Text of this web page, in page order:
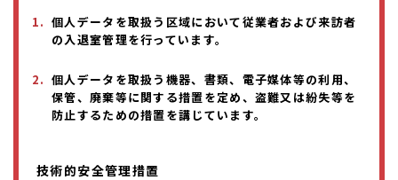
個人データを取扱う区域において従業者および来訪者
の入退室管理を行っています。
個人データを取扱う機器、書類、電子媒体等の利用、
保管、廃棄等に関する措置を定め、盗難又は紛失等を
防止するための措置を講じています。
技術的安全管理措置